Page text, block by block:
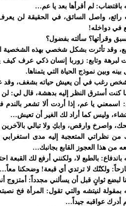
باقتضاب: لم أقرأها بعد يا عم…
رائع، واصل السائق، في الحقيقة لن يعرف
في دواخله!
وقرأتها؟ سألته بفضول؟
وقد تأثرت بشكل شخصي بهذه الشخصية
وتابع: زوربا إنسان ذكي عرف كيف
بينه وبين نموذج الحياة التي يتمناها.
شخص رغب في أن يعيش حياته بشغف، وقد
كنت أسترق النظر إليه بدهشة، قال لي:
اسمعني يا عم، إذا أردت ألا تشعر
وليس كما أراد لك الغير أن تعيش…
واصرخ وارقص، وابكِ ولا تبالي بالآخرين
من نظراتي المتعجبة إليه مدى
من هذا العجوز القابع بجانبك…
باندفاع: بالطبع لا، ولكنني أرفع لك القبعة
ولكنّك لا ترتدي أي قبعة! وضحكنا معاً…
لبضع ثوانٍ قبل أن يسألني مجدداً: أمتزوج
بمقولة لنيتشه والتي تقول: المرأة فخ
أدرك عواقبه جيداً…